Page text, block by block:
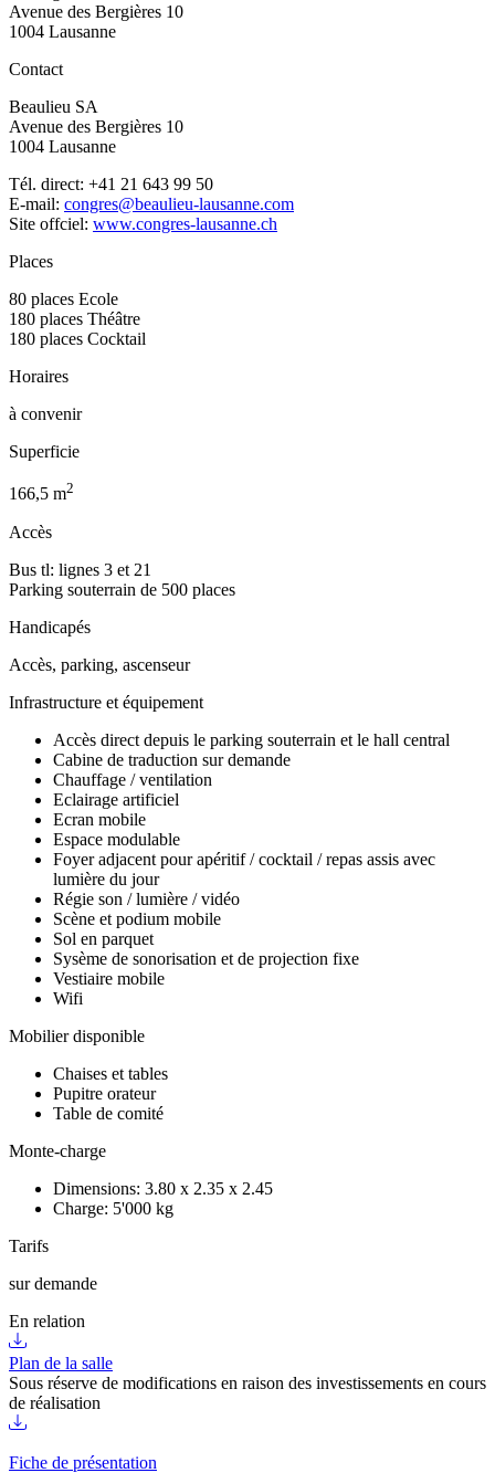
Avenue des Bergières 10
1004 Lausanne
Contact
Beaulieu SA
Avenue des Bergières 10
1004 Lausanne
Tél. direct: +41 21 643 99 50
E-mail: congres@beaulieu-lausanne.com
Site offciel: www.congres-lausanne.ch
Places
80 places Ecole
180 places Théâtre
180 places Cocktail
Horaires
à convenir
Superficie
166,5 m2
Accès
Bus tl: lignes 3 et 21
Parking souterrain de 500 places
Handicapés
Accès, parking, ascenseur
Infrastructure et équipement
Accès direct depuis le parking souterrain et le hall central
Cabine de traduction sur demande
Chauffage / ventilation
Eclairage artificiel
Ecran mobile
Espace modulable
Foyer adjacent pour apéritif / cocktail / repas assis avec
lumière du jour
Régie son / lumière / vidéo
Scène et podium mobile
Sol en parquet
Sysème de sonorisation et de projection fixe
Vestiaire mobile
Wifi
Mobilier disponible
Chaises et tables
Pupitre orateur
Table de comité
Monte-charge
Dimensions: 3.80 x 2.35 x 2.45
Charge: 5'000 kg
Tarifs
sur demande
En relation
Plan de la salle
Sous réserve de modifications en raison des investissements en cours
de réalisation
Fiche de présentation